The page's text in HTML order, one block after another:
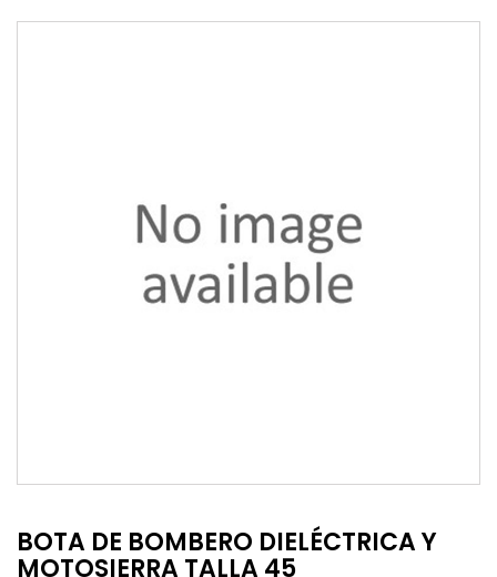
BOTA DE BOMBERO DIELÉCTRICA Y
MOTOSIERRA TALLA 45